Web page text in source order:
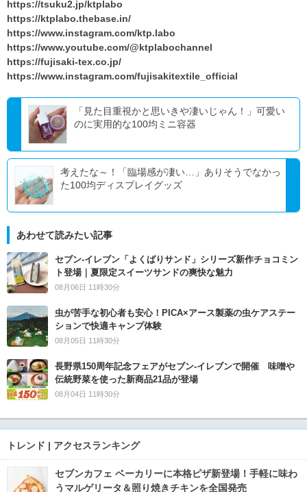
https://tsuku2.jp/ktplabo
https://ktplabo.thebase.in/
https://www.instagram.com/ktp.labo
https://www.youtube.com/@ktplabochannel
https://fujisaki-tex.co.jp/
https://www.instagram.com/fujisakitextile_official
「見た目重視かと思いきや凄いじゃん！」可愛い
のに実用的な100均ミニ容器
考えたな～！「臨場感が凄い…」ありそうでなかっ
た100均ディスプレイグッズ
あわせて読みたい記事
セブン‐イレブン「よくばりサンド」シリーズ新作チョコミン
ト登場｜夏限定スイーツサンドの爽快な魅力
08月06日 11時30分
虫が苦手な初心者も安心！PICA×アース製薬の虫ケアステー
ションで快適キャンプ体験
08月05日 11時30分
長野県150周年記念フェアがセブン-イレブンで開催 味噌や
伝統野菜を使った新商品21品が登場
08月04日 11時30分
トレンド | アクセスランキング
セブンカフェ ベーカリーに本格ピザ新登場！手軽に味わ
うマルゲリータ＆照り焼きチキンを全国発売